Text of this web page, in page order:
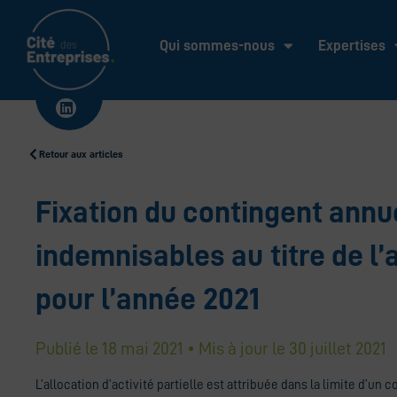
contenu
Linkedin
Qui sommes-nous Expertises
Retour aux articles
Fixation du contingent
indemnisables au titre de
pour l’année 2021
Publié le 18 mai 2021 • Mis à jour le 30 juillet 2021
L’allocation d’activité partielle est attribuée dans la limite d’un